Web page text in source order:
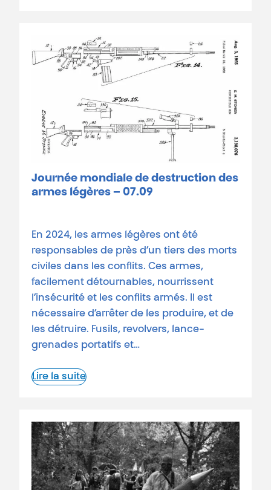
Journée mondiale de destruction des
armes légères – 07.09
En 2024, les armes légères ont été
responsables de près d’un tiers des morts
civiles dans les conflits. Ces armes,
facilement détournables, nourrissent
l’insécurité et les conflits armés. Il est
nécessaire d’arrêter de les produire, et de
les détruire. Fusils, revolvers, lance-
grenades portatifs et…
Lire la suite